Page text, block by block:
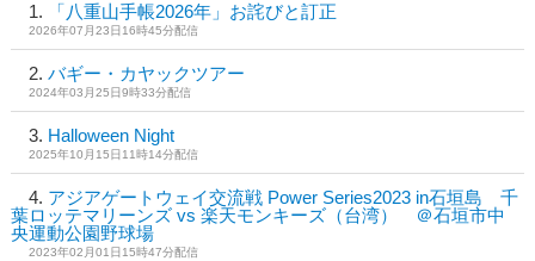
「八重山手帳2026年」お詫びと訂正
2026年07月23日16時45分配信
バギー・カヤックツアー
2024年03月25日9時33分配信
Halloween Night
2025年10月15日11時14分配信
アジアゲートウェイ交流戦 Power Series2023 in石垣島 千
葉ロッテマリーンズ vs 楽天モンキーズ（台湾） ＠石垣市中
央運動公園野球場
2023年02月01日15時47分配信